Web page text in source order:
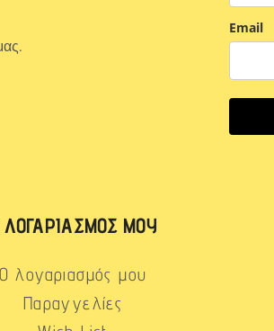
Email
ΜΟΥ
Ο λογαριασμός μου
Παραγγελίες